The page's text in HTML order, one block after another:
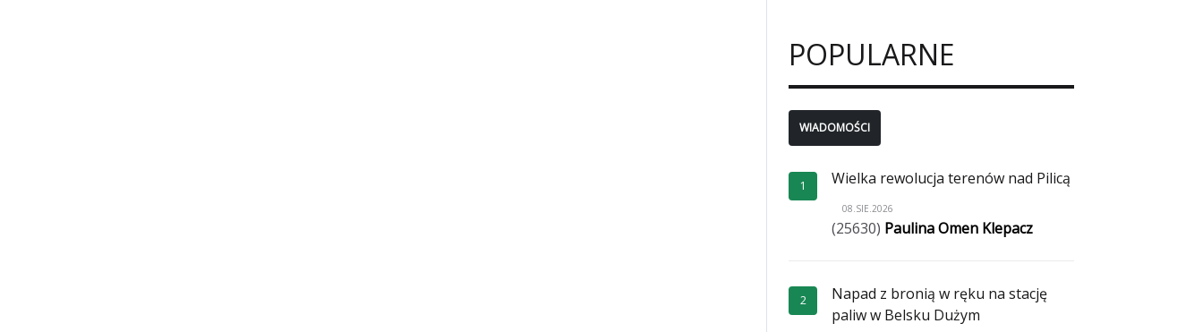
POPULARNE
WIADOMOŚCI
1 Wielka rewolucja terenów nad Pilicą
08.SIE.2026
(25630) Paulina Omen Klepacz
2
Napad z bronią w ręku na stację
paliw w Belsku Dużym